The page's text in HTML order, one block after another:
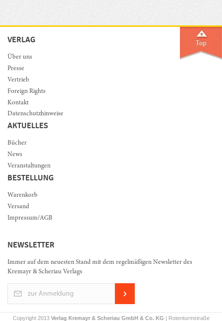
VERLAG
Über uns
Presse
Vertrieb
Foreign Rights
Kontakt
Datenschutzhinweise
AKTUELLES
Bücher
News
Veranstaltungen
BESTELLUNG
Warenkorb
Versand
Impressum/AGB
NEWSLETTER
Immer auf dem neuesten Stand mit dem regelmäßigen Newsletter des
Kremayr & Scheriau Verlags
zur Anmeldung
Copyright 2013 Verlag Kremayr & Scheriau GmbH & Co. KG | Rotenturmstraße